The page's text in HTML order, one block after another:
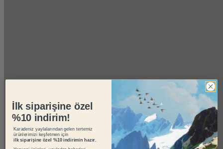
İlk siparişine özel
%10 indirim!
Karadeniz yaylalarından gelen tertemiz
ürünlerimizi keşfetmen için
ilk siparişine özel %10 indirimin hazır.